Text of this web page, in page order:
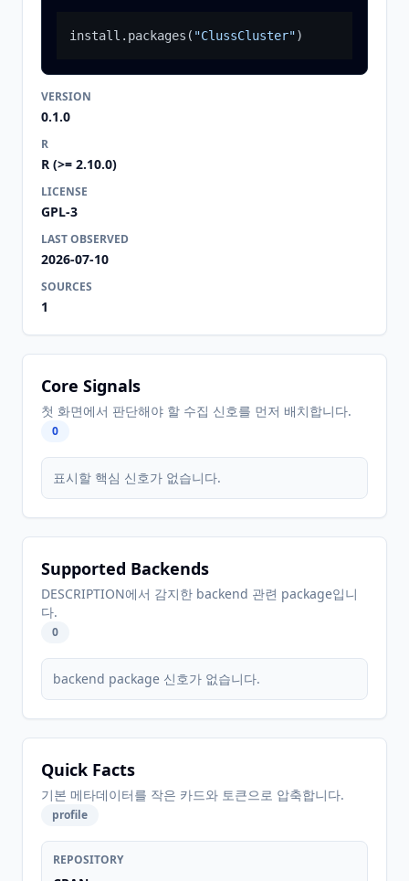
install.packages ( "ClussCluster")
VERSION
0.1.0
R
R (>= 2.10.0)
LICENSE
GPL-3
LAST OBSERVED
2026-07-10
SOURCES
1
Core Signals
첫 화면에서 판단해야 할 수집 신호를 먼저 배치합니다.
0
표시할 핵심 신호가 없습니다.
Supported Backends
DESCRIPTION에서 감지한 backend 관련 package입니
다.
0
backend package 신호가 없습니다.
Quick Facts
기본 메타데이터를 작은 카드와 토큰으로 압축합니다.
profile
REPOSITORY